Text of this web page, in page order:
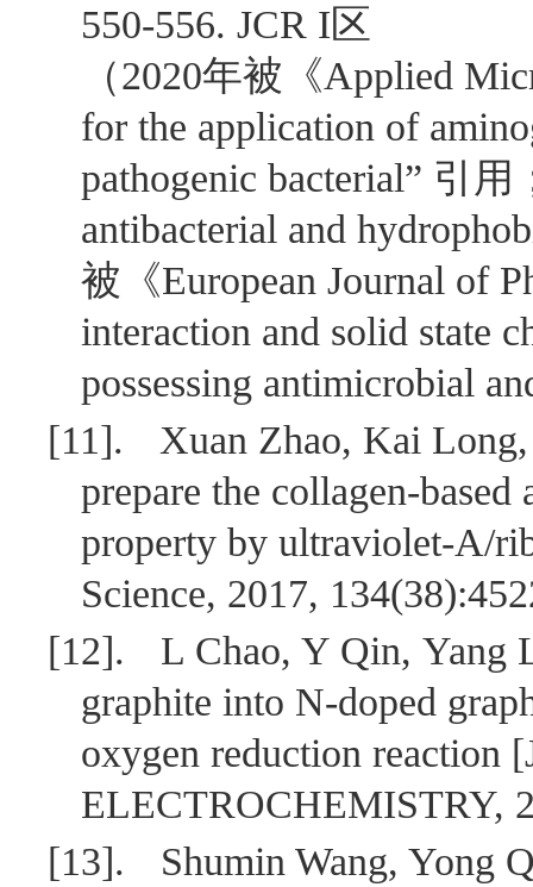
550-556. JCR I 区
（2020年被《Applied
for the application of
pathogenic bacterial” 引用
antibacterial and
被《European Journal of
interaction and solid state
possessing antimicrobial
[11].
Xuan Zhao, Kai
prepare the collagen-
property by ultraviolet-A/
Science, 2017,
[12].
L Chao, Y Qin, Yang
graphite into N-doped
oxygen reduction
ELECTROCHEMISTRY,
[13].
Shumin Wang, Yong